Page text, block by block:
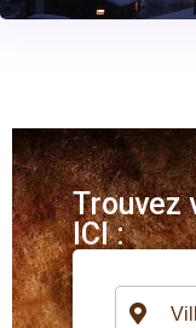
Trouvez
ICI :